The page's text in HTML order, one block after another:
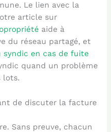
Le lien avec la
article sur
aide à
du réseau partagé, et
syndic en cas de fuite
quand un problème
lots.
de discuter la facture
Sans preuve, chacun